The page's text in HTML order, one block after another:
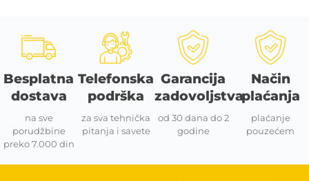
Besplatna
dostava
na sve
porudžbine
preko 7.000 din
Telefonska
podrška
za sva tehnička
pitanja i savete
Garancija
zadovoljstva
od 30 dana do 2
godine
Način
plaćanja
plaćanje
pouzećem